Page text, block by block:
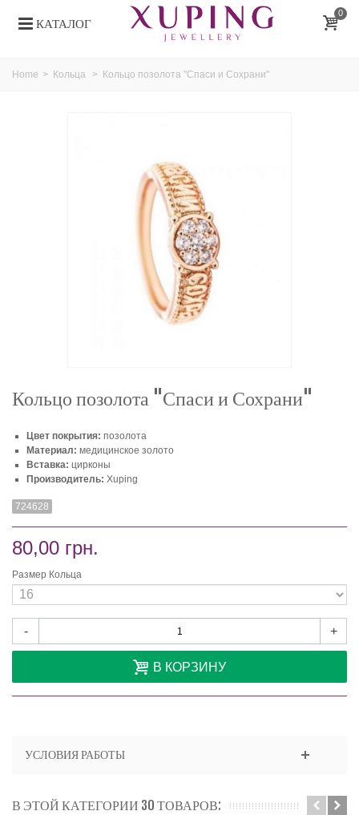
КАТАЛОГ
0
Home > Кольца > Кольцо позолота "Спаси и Сохрани"
Кольцо позолота "Спаси и Сохрани"
Цвет покрытия: позолота
Материал: медицинское золото
Вставка: цирконы
Производитель: Xuping
724628
80,00 грн.
Размер Кольца
- +
В КОРЗИНУ
УСЛОВИЯ РАБОТЫ
В ЭТОЙ КАТЕГОРИИ 30 ТОВАРОВ: